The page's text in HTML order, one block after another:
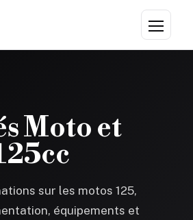
Menu
Moto et
sur les motos 125,
équipements et